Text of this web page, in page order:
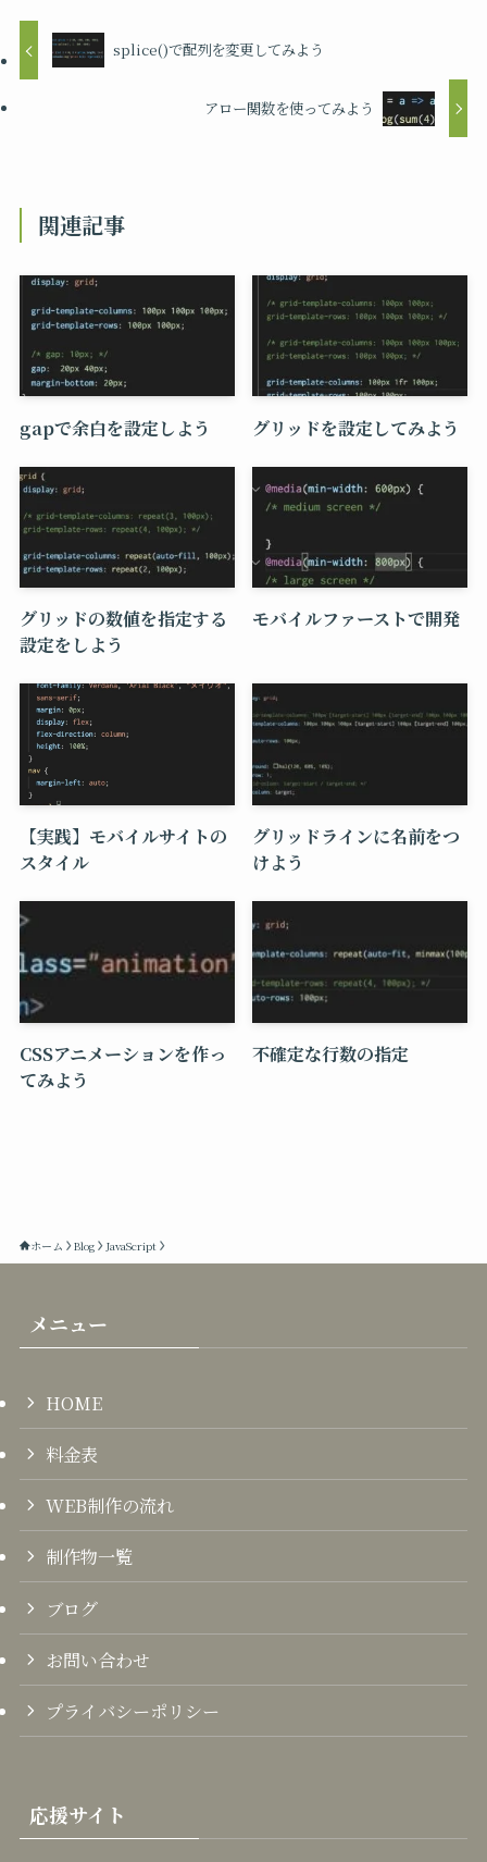
splice()で配列を変更してみよう
アロー関数を使ってみよう
関連記事
gapで余白を設定しよう グリッドを設定してみよう
グリッドの数値を指定する
設定をしよう
モバイルファーストで開発
【実践】モバイルサイトの
スタイル
グリッドラインに名前をつ
けよう
CSSアニメーションを作っ
てみよう
不確定な行数の指定
ホーム Blog JavaScript
メニュー
HOME
料金表
WEB制作の流れ
制作物一覧
ブログ
お問い合わせ
プライバシーポリシー
応援サイト